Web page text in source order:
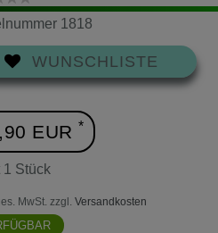
1818
WUNSCHLISTE
EUR *
1 Stück
MwSt. zzgl.Versandkosten